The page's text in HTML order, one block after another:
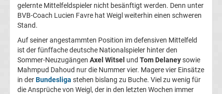
Transfergerüchte
Transferticker
Meldungen
gelernte Mittelfeldspieler nicht besänftigt werden. Denn unter
BVB-Coach Lucien Favre hat Weigl weiterhin einen schweren
Stand.
Auf seiner angestammten Position im defensiven Mittelfeld
ist der fünffache deutsche Nationalspieler hinter den
Sommer-Neuzugängen Axel Witsel und Tom Delaneysowie
Mahmpud Dahoud nur die Nummer vier. Magere vier Einsätze
in derBundesliga stehen bislang zu Buche. Viel zu wenig für
die Ansprüche von Weigl, der in den letzten Wochen immer